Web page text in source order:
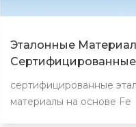
Эталонные
Сертифицированные
сертифицированные
материалы на основе Fe